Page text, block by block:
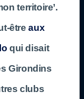
territoire’.
êtreaux
qui disait
Girondins
clubs